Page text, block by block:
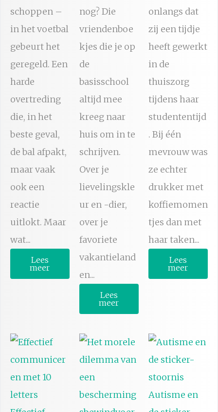
schoppen –
in het voetbal
gebeurt het
geregeld. Een
harde
overtreding
die, in het
beste geval,
de bal afpakt,
maar vaak
ook een
reactie
uitlokt. Maar
wat...
Lees
meer
nog? Die
vriendenboe
kjes die je op
de
basisschool
altijd mee
kreeg naar
huis om in te
schrijven.
Over je
lievelingskle
ur en -dier,
over je
favoriete
vakantieland
en...
Lees
meer
onlangs dat
zij een tijdje
heeft gewerkt
in de
thuiszorg
tijdens haar
studententijd
. Bij één
mevrouw was
ze echter
drukker met
koffiemomen
tjes dan met
haar taken...
Lees
meer
Autisme en